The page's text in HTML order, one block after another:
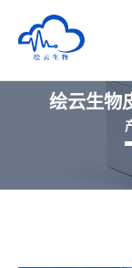
深圳市绘云生物
绘云生物